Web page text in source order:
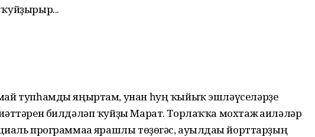
тупһамды яңыртам, унан һуң ҡыйыҡ эшләүселәрҙе
билдәләп ҡуйҙы Марат. Торлаҡҡа мохтаж ғаиләләр
программаға ярашлы төҙөгәс, ауылдағы йорттарҙың